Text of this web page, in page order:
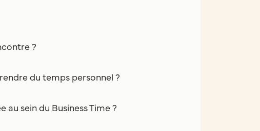
?
du temps personnel ?
sein du Business Time ?